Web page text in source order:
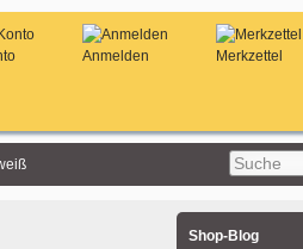
Merkzettel
Anmelden
Shop-Blog